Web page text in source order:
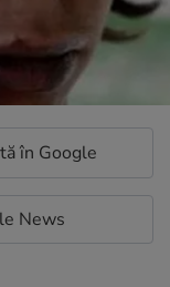
în Google
News